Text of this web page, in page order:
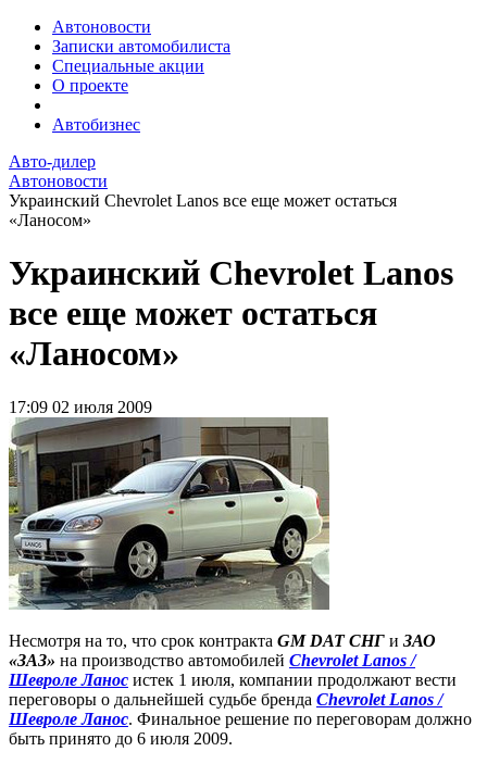
Автоновости
Записки автомобилиста
Специальные акции
О проекте
Автобизнес
Авто-дилер
Автоновости
Украинский Chevrolet Lanos все еще может остаться
«Ланосом»
Украинский Chevrolet Lanos
все еще может остаться
«Ланосом»
17:09 02 июля 2009
Несмотря на то, что срок контракта GM DAT СНГ и ЗАО
«ЗАЗ» на производство автомобилей Chevrolet Lanos /
Шевроле Ланос истек 1 июля, компании продолжают вести
переговоры о дальнейшей судьбе бренда Chevrolet Lanos /
Шевроле Ланос. Финальное решение по переговорам должно
быть принято до 6 июля 2009.